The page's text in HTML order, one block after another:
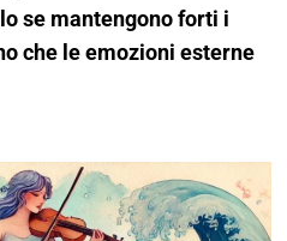
se mantengono forti i
che le emozioni esterne